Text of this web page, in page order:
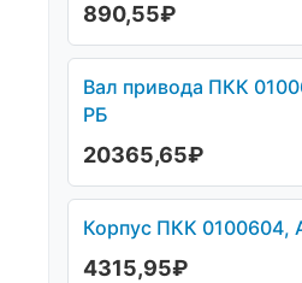
890,55₽
Вал привода ПКК
РБ
20365,65₽
Корпус ПКК 0100604,
4315,95₽